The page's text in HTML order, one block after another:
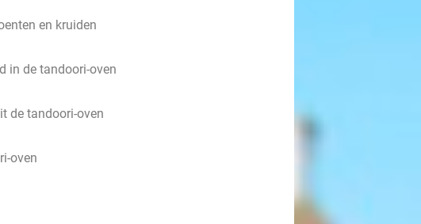
en kruiden
in de tandoori-oven
de tandoori-oven
oven